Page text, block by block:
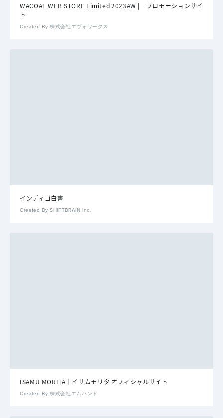
WACOAL WEB STORE Limited 2023AW | プロモーションサイ
ト
Created By 株式会社エヴォワークス
インディゴ白書
Created By SHIFTBRAIN Inc.
ISAMU MORITA｜イサムモリタ オフィシャルサイト
Created By 株式会社エムハンド